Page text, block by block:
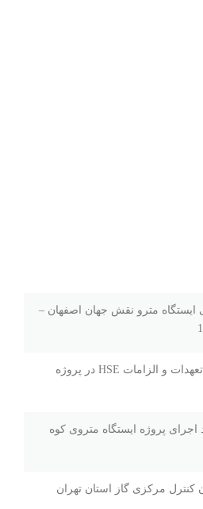
ایستگاه مترو نقش جهان اصفهان –
ارزیابی تحقق تعهدات و الزامات HSE در پروژه
اجراى پروژه ايستگاه متروی کوه
کنترل مرکزی گاز استان تهران